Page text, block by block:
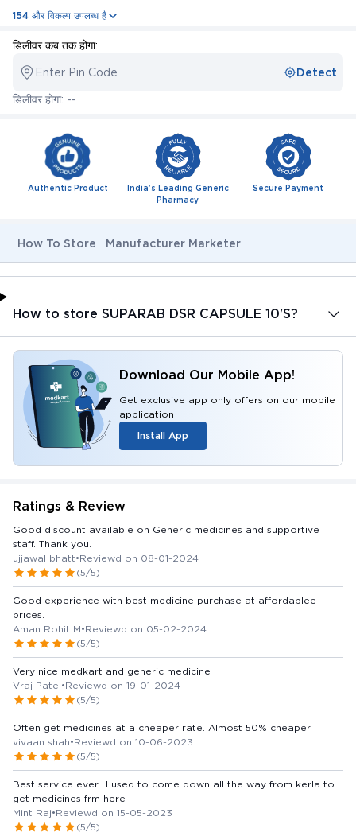
154 और विकल्प उपलब्ध है
डिलीवर कब तक होगा:
Enter Pin Code Detect
डिलीवर होगा: --
Authentic Product
India's Leading Generic
Pharmacy
Secure Payment
How To Store Manufacturer Marketer
How to store SUPARAB DSR CAPSULE 10'S?
Download Our Mobile App!
Get exclusive app only offers on our mobile
application
Install App
Ratings & Review
Good discount available on Generic medicines and supportive
staff. Thank you.
ujjawal bhatt•Reviewd on 08-01-2024
(5/5)
Good experience with best medicine purchase at affordablee
prices.
Aman Rohit M•Reviewd on 05-02-2024
(5/5)
Very nice medkart and generic medicine
Vraj Patel•Reviewd on 19-01-2024
(5/5)
Often get medicines at a cheaper rate. Almost 50% cheaper
vivaan shah•Reviewd on 10-06-2023
(5/5)
Best service ever.. I used to come down all the way from kerla to
get medicines frm here
Mint Raj•Reviewd on 15-05-2023
(5/5)